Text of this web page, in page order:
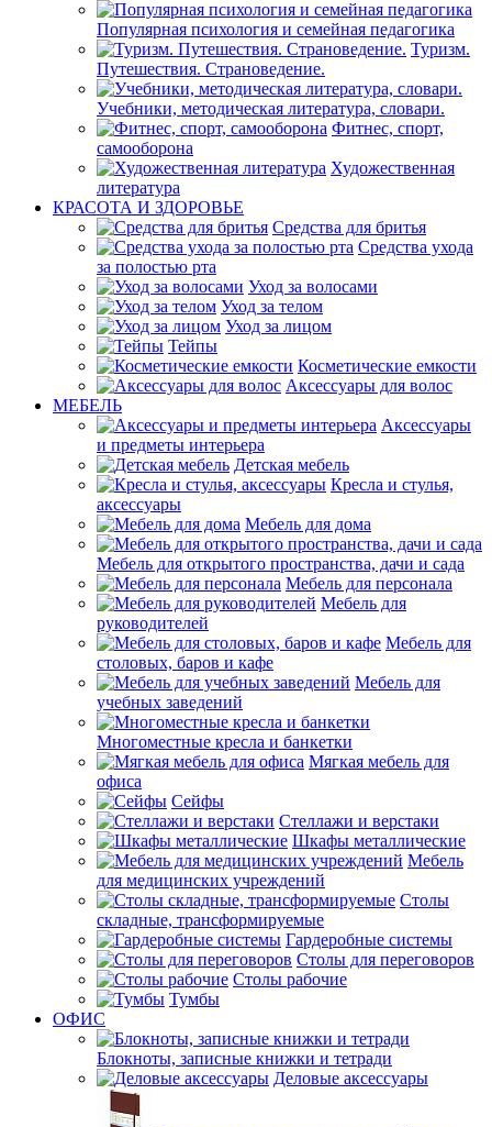
Популярная психология и семейная педагогика
Туризм.
Путешествия. Страноведение.
Учебники, методическая литература, словари.
Фитнес, спорт,
самооборона
Художественная
литература
КРАСОТА И ЗДОРОВЬЕ
Средства для бритья
Средства ухода
за полостью рта
Уход за волосами
Уход за телом
Уход за лицом
Тейпы
Косметические емкости
Аксессуары для волос
МЕБЕЛЬ
Аксессуары
и предметы интерьера
Детская мебель
Кресла и стулья,
аксессуары
Мебель для дома
Мебель для открытого пространства, дачи и сада
Мебель для персонала
Мебель для
руководителей
Мебель для
столовых, баров и кафе
Мебель для
учебных заведений
Многоместные кресла и банкетки
Мягкая мебель для
офиса
Сейфы
Стеллажи и верстаки
Шкафы металлические
Мебель
для медицинских учреждений
Столы
складные, трансформируемые
Гардеробные системы
Столы для переговоров
Столы рабочие
Тумбы
ОФИС
Блокноты, записные книжки и тетради
Деловые аксессуары